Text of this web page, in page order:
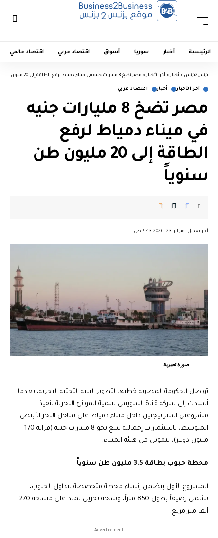
الرئيسية أخبار سوريا أسواق اقتصاد عربي اقتصاد عالمي
بزنس2بزنس > أخبار > آخر الأخبار > مصر تضخ 8 مليارات جنيه في ميناء دمياط لرفع الطاقة إلى 20 مليون طن سنوياً
آخر الأخبار أخبار اقتصاد عربي
مصر تضخ 8 مليارات جنيه
في ميناء دمياط لرفع
الطاقة إلى 20 مليون طن
سنوياً
آخر تعديل: فبراير 23, 2026 9:13 ص
صورة تعبيرية
تواصل الحكومة المصرية خطتها لتطوير البنية التحتية البحرية، بعدما
أسندت إلى شركة قناة السويس لتنمية الموانئ البحرية تنفيذ
مشروعين استراتيجيين داخل ميناء دمياط على ساحل البحر الأبيض
المتوسط، باستثمارات إجمالية تبلغ نحو 8 مليارات جنيه (قرابة 170
مليون دولار)، بتمويل من هيئة الميناء.
محطة حبوب بطاقة 3.5 مليون طن سنوياً
المشروع الأول يتضمن إنشاء محطة متخصصة لتداول الحبوب،
تشمل رصيفاً بطول 850 متراً، وساحة تخزين تمتد على مساحة 270
ألف متر مربع.
- Advertisement -